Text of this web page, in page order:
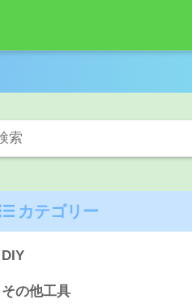
カテゴリー
DIY
その他工具